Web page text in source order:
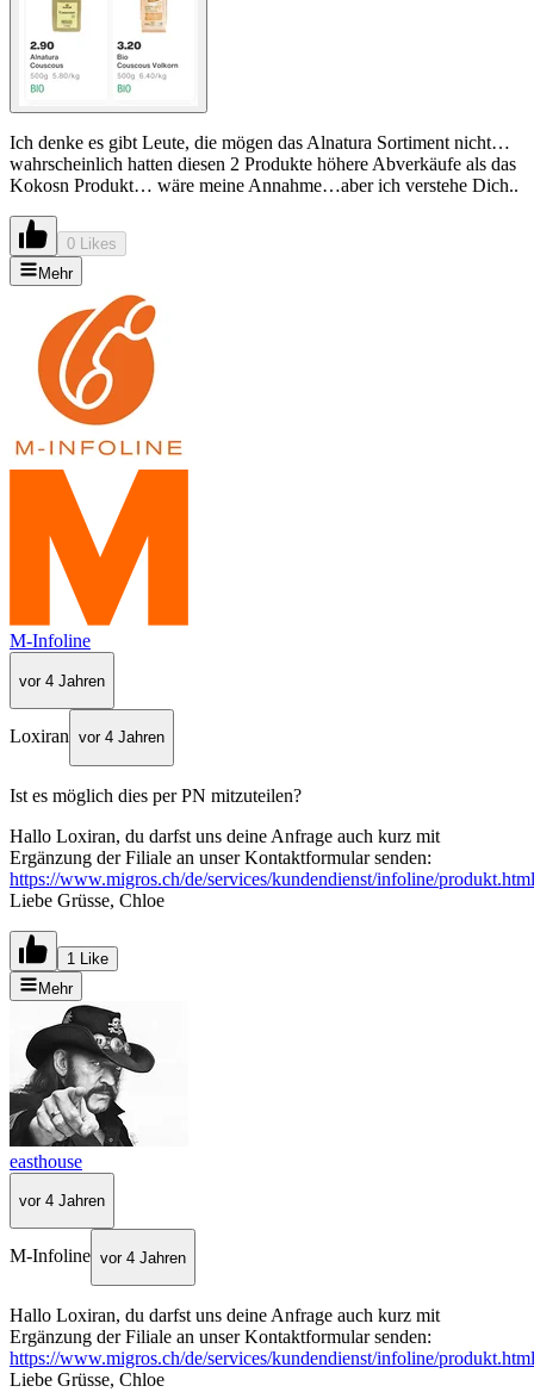
Ich denke es gibt Leute, die mögen das Alnatura Sortiment nicht…
wahrscheinlich hatten diesen 2 Produkte höhere Abverkäufe als das
Kokosn Produkt… wäre meine Annahme…aber ich verstehe Dich..
0 Likes
Mehr
M-Infoline
vor 4 Jahren
Loxiran vor 4 Jahren
Ist es möglich dies per PN mitzuteilen?
Hallo Loxiran, du darfst uns deine Anfrage auch kurz mit
Ergänzung der Filiale an unser Kontaktformular senden:
https://www.migros.ch/de/services/kundendienst/infoline/produkt.html
Liebe Grüsse, Chloe
1 Like
Mehr
easthouse
vor 4 Jahren
M-Infoline vor 4 Jahren
Hallo Loxiran, du darfst uns deine Anfrage auch kurz mit
Ergänzung der Filiale an unser Kontaktformular senden:
https://www.migros.ch/de/services/kundendienst/infoline/produkt.html
Liebe Grüsse, Chloe